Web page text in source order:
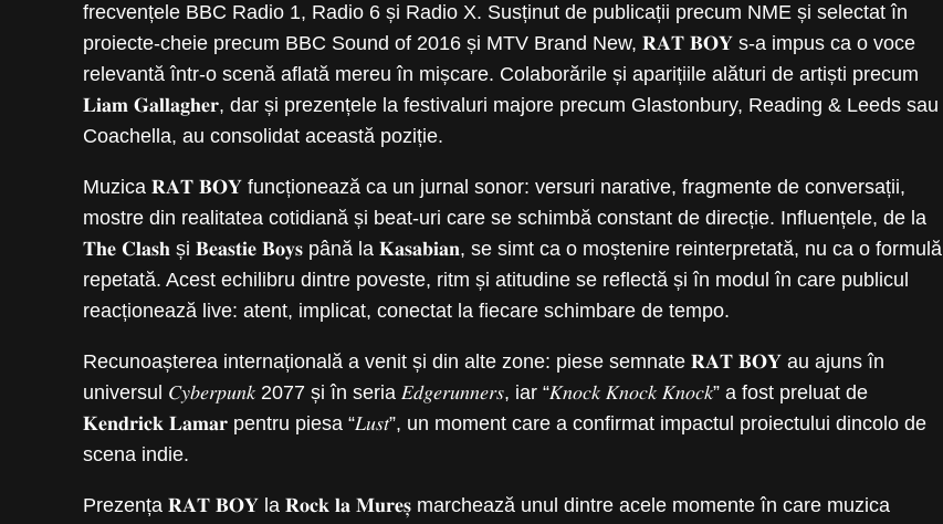
frecvențele BBC Radio 1, Radio 6 și Radio X. Susținut de publicații precum NME și selectat în
proiecte-cheie precum BBC Sound of 2016 și MTV Brand New, 𝐑𝐀𝐓 𝐁𝐎𝐘 s-a impus ca o voce
relevantă într-o scenă aflată mereu în mișcare. Colaborările și aparițiile alături de artiști precum
𝐋𝐢𝐚𝐦 𝐆𝐚𝐥𝐥𝐚𝐠𝐡𝐞𝐫, dar și prezențele la festivaluri majore precum Glastonbury, Reading & Leeds sau
Coachella, au consolidat această poziție.
Muzica 𝐑𝐀𝐓 𝐁𝐎𝐘 funcționează ca un jurnal sonor: versuri narative, fragmente de conversații,
mostre din realitatea cotidiană și beat-uri care se schimbă constant de direcție. Influențele, de la
𝐓𝐡𝐞 𝐂𝐥𝐚𝐬𝐡 și 𝐁𝐞𝐚𝐬𝐭𝐢𝐞 𝐁𝐨𝐲𝐬 până la 𝐊𝐚𝐬𝐚𝐛𝐢𝐚𝐧, se simt ca o moștenire reinterpretată, nu ca o formulă
repetată. Acest echilibru dintre poveste, ritm și atitudine se reflectă și în modul în care publicul
reacționează live: atent, implicat, conectat la fiecare schimbare de tempo.
Recunoașterea internațională a venit și din alte zone: piese semnate 𝐑𝐀𝐓 𝐁𝐎𝐘 au ajuns în
universul 𝐶𝑦𝑏𝑒𝑟𝑝𝑢𝑛𝑘 2077 și în seria 𝐸𝑑𝑔𝑒𝑟𝑢𝑛𝑛𝑒𝑟𝑠, iar “𝐾𝑛𝑜𝑐𝑘 𝐾𝑛𝑜𝑐𝑘 𝐾𝑛𝑜𝑐𝑘” a fost preluat de
𝐊𝐞𝐧𝐝𝐫𝐢𝐜𝐤 𝐋𝐚𝐦𝐚𝐫 pentru piesa “𝐿𝑢𝑠𝑡”, un moment care a confirmat impactul proiectului dincolo de
scena indie.
Prezența 𝐑𝐀𝐓 𝐁𝐎𝐘 la 𝐑𝐨𝐜𝐤 𝐥𝐚 𝐌𝐮𝐫𝐞𝐬̦ marchează unul dintre acele momente în care muzica